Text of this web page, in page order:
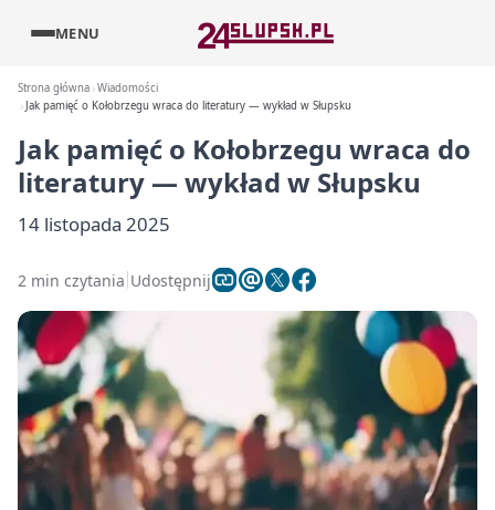
MENU
Strona główna Wiadomości
Jak pamięć o Kołobrzegu wraca do literatury — wykład w Słupsku
Jak pamięć o Kołobrzegu wraca do
literatury — wykład w Słupsku
14 listopada 2025
2 min czytania Udostępnij